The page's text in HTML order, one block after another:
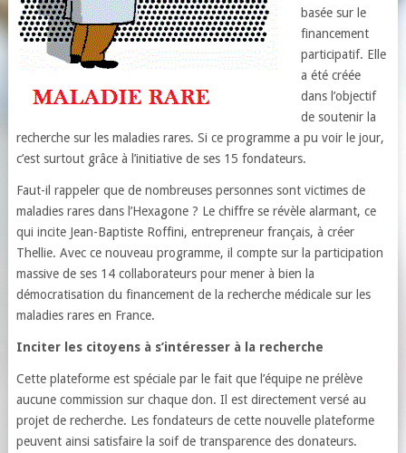
basée sur le
financement
participatif. Elle
a été créée
dans l’objectif
de soutenir la
recherche sur les maladies rares. Si ce programme a pu voir le jour,
c’est surtout grâce à l’initiative de ses 15 fondateurs.
Faut-il rappeler que de nombreuses personnes sont victimes de
maladies rares dans l’Hexagone ? Le chiffre se révèle alarmant, ce
qui incite Jean-Baptiste Roffini, entrepreneur français, à créer
Thellie. Avec ce nouveau programme, il compte sur la participation
massive de ses 14 collaborateurs pour mener à bien la
démocratisation du financement de la recherche médicale sur les
maladies rares en France.
Inciter les citoyens à s’intéresser à la recherche
Cette plateforme est spéciale par le fait que l’équipe ne prélève
aucune commission sur chaque don. Il est directement versé au
projet de recherche. Les fondateurs de cette nouvelle plateforme
peuvent ainsi satisfaire la soif de transparence des donateurs.